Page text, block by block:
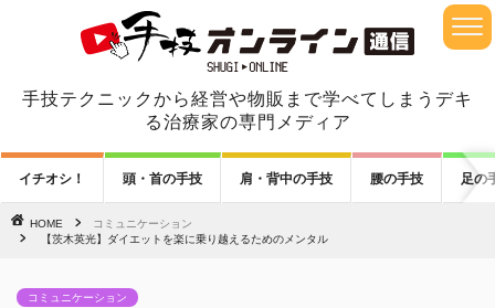
手技テクニックから経営や物販まで学べてしまうデキ
る治療家の専門メディア
イチオシ！ 頭・首の手技 肩・背中の手技 腰の手技 足の
HOME
コミュニケーション
【茨木英光】ダイエットを楽に乗り越えるためのメンタル
コミュニケーション